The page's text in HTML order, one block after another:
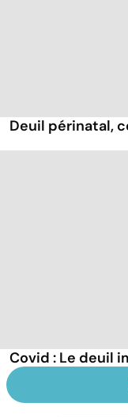
Deuil périnatal,
Covid : Le deuil